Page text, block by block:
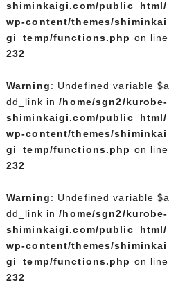
shiminkaigi.com/public_html/
wp-content/themes/shiminkai
gi_temp/functions.php on line
232
Warning: Undefined variable $a
dd_link in/home/sgn2/kurobe-
shiminkaigi.com/public_html/
wp-content/themes/shiminkai
gi_temp/functions.php on line
232
Warning: Undefined variable $a
dd_link in/home/sgn2/kurobe-
shiminkaigi.com/public_html/
wp-content/themes/shiminkai
gi_temp/functions.php on line
232